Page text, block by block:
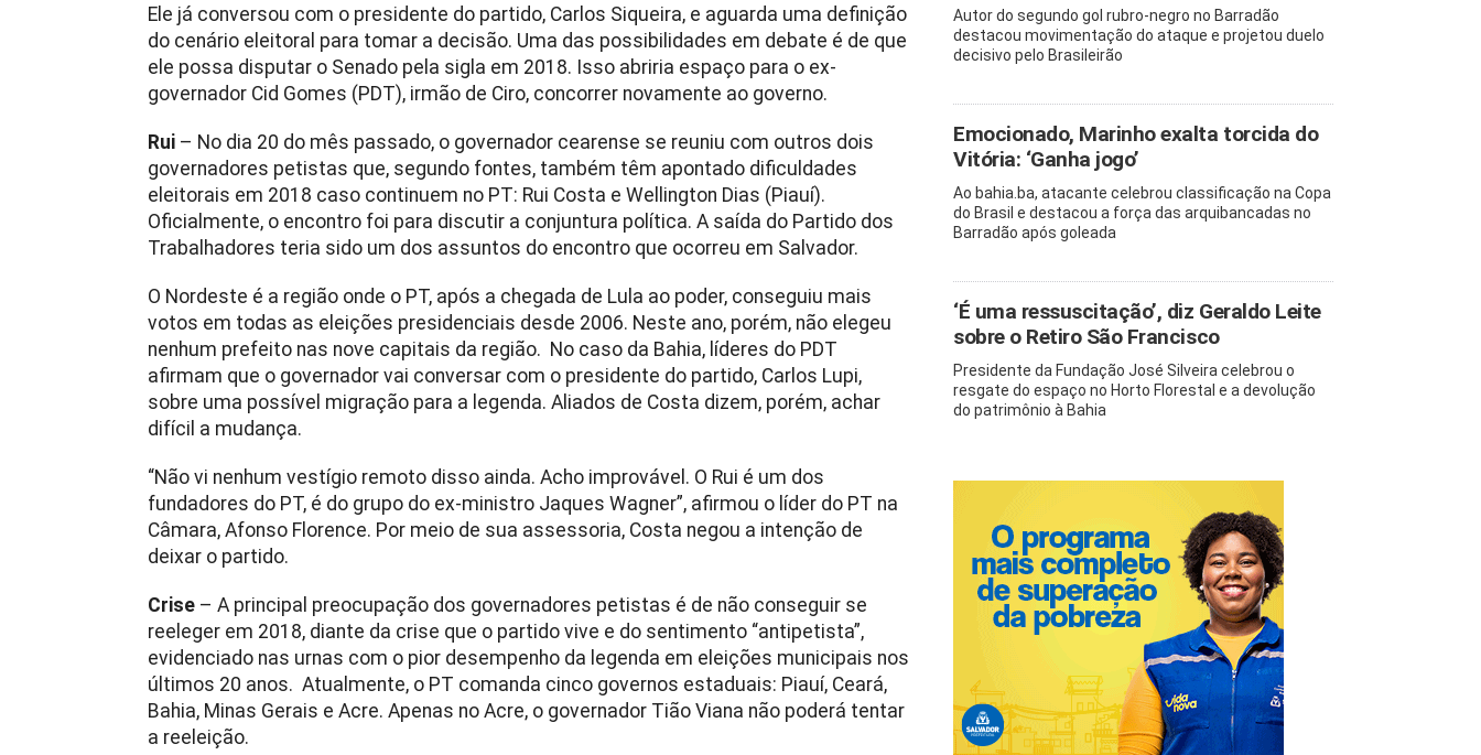
Ele já conversou com o presidente do partido, Carlos Siqueira, e aguarda uma definição
do cenário eleitoral para tomar a decisão. Uma das possibilidades em debate é de que
ele possa disputar o Senado pela sigla em 2018. Isso abriria espaço para o ex-
governador Cid Gomes (PDT), irmão de Ciro, concorrer novamente ao governo.
Rui – No dia 20 do mês passado, o governador cearense se reuniu com outros dois
governadores petistas que, segundo fontes, também têm apontado dificuldades
eleitorais em 2018 caso continuem no PT: Rui Costa e Wellington Dias (Piauí).
Oficialmente, o encontro foi para discutir a conjuntura política. A saída do Partido dos
Trabalhadores teria sido um dos assuntos do encontro que ocorreu em Salvador.
O Nordeste é a região onde o PT, após a chegada de Lula ao poder, conseguiu mais
votos em todas as eleições presidenciais desde 2006. Neste ano, porém, não elegeu
nenhum prefeito nas nove capitais da região. No caso da Bahia, líderes do PDT
afirmam que o governador vai conversar com o presidente do partido, Carlos Lupi,
sobre uma possível migração para a legenda. Aliados de Costa dizem, porém, achar
difícil a mudança.
“Não vi nenhum vestígio remoto disso ainda. Acho improvável. O Rui é um dos
fundadores do PT, é do grupo do ex-ministro Jaques Wagner”, afirmou o líder do PT na
Câmara, Afonso Florence. Por meio de sua assessoria, Costa negou a intenção de
deixar o partido.
Crise – A principal preocupação dos governadores petistas é de não conseguir se
reeleger em 2018, diante da crise que o partido vive e do sentimento “antipetista”,
evidenciado nas urnas com o pior desempenho da legenda em eleições municipais nos
últimos 20 anos. Atualmente, o PT comanda cinco governos estaduais: Piauí, Ceará,
Bahia, Minas Gerais e Acre. Apenas no Acre, o governador Tião Viana não poderá tentar
a reeleição.
Autor do segundo gol rubro-negro no Barradão
destacou movimentação do ataque e projetou duelo
decisivo pelo Brasileirão
Emocionado, Marinho exalta torcida do
Vitória: ‘Ganha jogo’
Ao bahia.ba, atacante celebrou classificação na Copa
do Brasil e destacou a força das arquibancadas no
Barradão após goleada
‘É uma ressuscitação’, diz Geraldo Leite
sobre o Retiro São Francisco
Presidente da Fundação José Silveira celebrou o
resgate do espaço no Horto Florestal e a devolução
do patrimônio à Bahia